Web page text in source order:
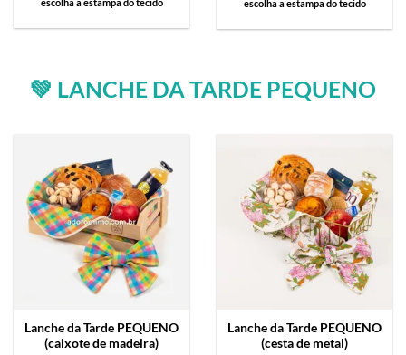
escolha a estampa do tecido escolha a estampa do tecido
💚 LANCHE DA TARDE PEQUENO
Lanche da Tarde PEQUENO
(caixote de madeira)
Lanche da Tarde PEQUENO
(cesta de metal)